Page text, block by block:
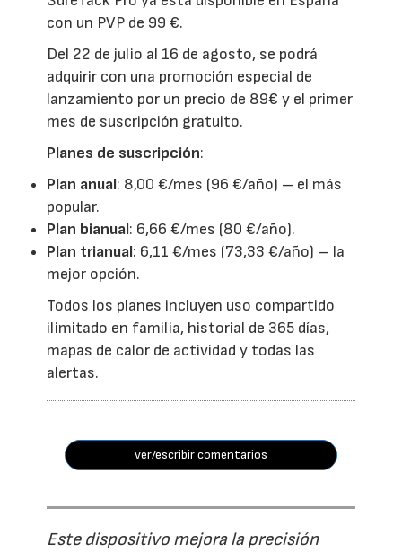
con un PVP de 99 €.
Del 22 de julio al 16 de agosto, se podrá
adquirir con una promoción especial de
lanzamiento por un precio de 89€ y el primer
mes de suscripción gratuito.
Planes de suscripción:
Plan anual: 8,00 €/mes (96 €/año) – el más
popular.
Plan bianual: 6,66 €/mes (80 €/año).
Plan trianual: 6,11 €/mes (73,33 €/año) – la
mejor opción.
Todos los planes incluyen uso compartido
ilimitado en familia, historial de 365 días,
mapas de calor de actividad y todas las
alertas.
ver/escribir comentarios
Este dispositivo mejora la precisión